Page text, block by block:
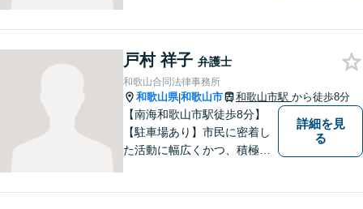
戸村 祥子 弁護士
和歌山合同法律事務所
和歌山県|和歌山市 和歌山市駅 から徒歩8分
【南海和歌山市駅徒歩8分】
【駐車場あり】市民に密着し
た活動に幅広くかつ、積極的
詳細を見
る